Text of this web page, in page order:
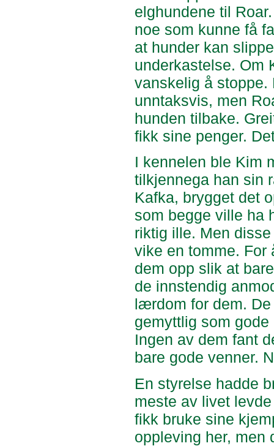
elghundene til
noe som kunne få
at hunder kan
underkastelse.
vanskelig å stoppe.
unntaksvis, men
hunden tilbake.
fikk sine penger.
I kennelen ble Kim
tilkjennega han sin
Kafka, brygget det
som begge ville ha
riktig ille. Men
vike en tomme. For
dem opp slik at
de innstendig
lærdom for dem.
gemyttlig som
Ingen av dem fant
bare gode venner.
En styrelse hadde
meste av livet
fikk bruke sine
oppleving her, men